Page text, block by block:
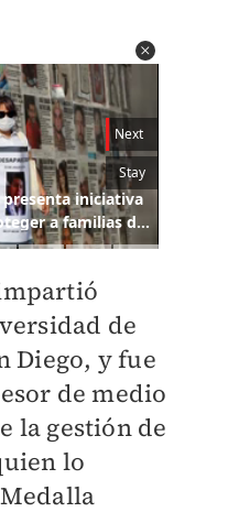
de
Diego, y fue
de medio
la gestión de
lo